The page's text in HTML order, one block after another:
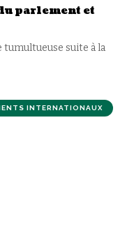
parlement et
tumultueuse suite à la
INTERNATIONAUX